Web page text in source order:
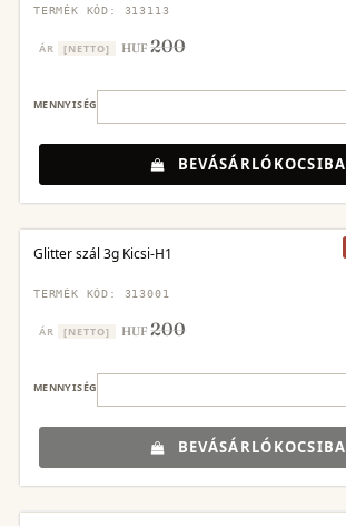
TERMÉK KÓD: 313113
ÁR [NETTO] HUF200
MENNYISÉG
BEVÁSÁRLÓKOCSIBA
Glitter szál 3g Kicsi-H1
TERMÉK KÓD: 313001
ÁR [NETTO] HUF200
MENNYISÉG
BEVÁSÁRLÓKOCSIBA